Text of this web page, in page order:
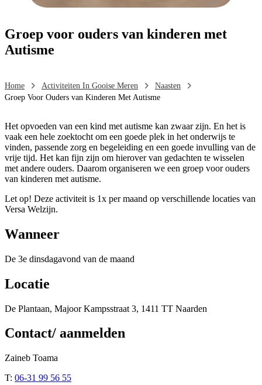
Groep voor ouders van kinderen met
Autisme
Home Activiteiten In Gooise Meren
Naasten
Groep Voor Ouders van Kinderen Met Autisme
Het opvoeden van een kind met autisme kan zwaar zijn. En het is
vaak een hele zoektocht om een goede plek in het onderwijs te
vinden, passende zorg en begeleiding en een goede invulling van de
vrije tijd. Het kan fijn zijn om hierover van gedachten te wisselen
met andere ouders. Daarom organiseren we een groep voor ouders
van kinderen met autisme.
Let op! Deze activiteit is 1x per maand op verschillende locaties van
Versa Welzijn.
Wanneer
De 3e dinsdagavond van de maand
Locatie
De Plantaan, Majoor Kampsstraat 3, 1411 TT Naarden
Contact/ aanmelden
Zaineb Toama
T: 06-31 99 56 55